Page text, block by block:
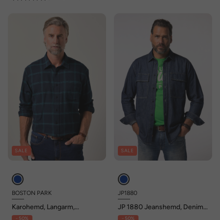
SALE
BOSTON PARK
Karohemd, Langarm,
Kentkragen, Comfort Fit, bis
- 50%
SALE
JP1880
JP 1880 Jeanshemd, Denim,
Langarm, Kentkragen,
- 50%